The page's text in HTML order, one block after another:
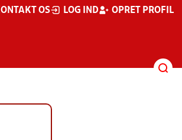
OS LOG IND OPRET PROFIL